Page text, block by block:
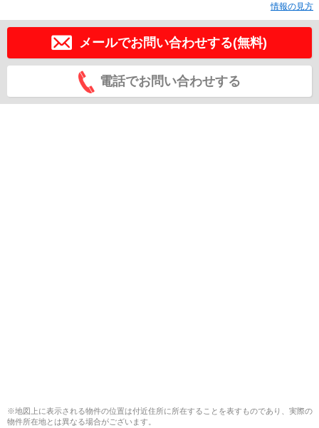
情報の見方
メールでお問い合わせする(無料)
電話でお問い合わせする
※地図上に表示される物件の位置は付近住所に所在することを表すものであり、実際の
物件所在地とは異なる場合がございます。